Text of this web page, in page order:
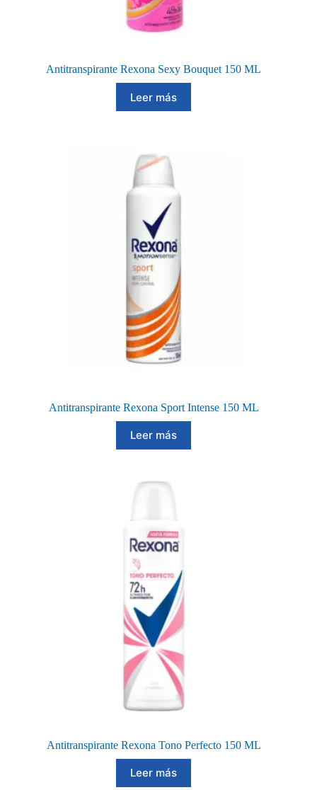
Antitranspirante Rexona Sexy Bouquet 150 ML
Leer más
Antitranspirante Rexona Sport Intense 150 ML
Leer más
Antitranspirante Rexona Tono Perfecto 150 ML
Leer más